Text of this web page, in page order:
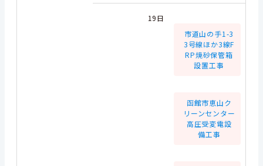
19日
市道山の手1-3
3号線ほか3線F
RP焼砂保管箱
設置工事
函館市恵山ク
リーンセンター
高圧受変電設
備工事